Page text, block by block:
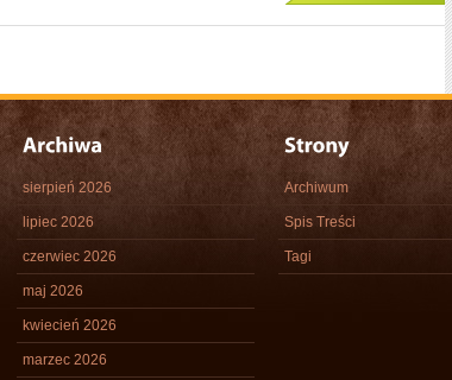
sierpień 2026
lipiec 2026
czerwiec 2026
maj 2026
kwiecień 2026
marzec 2026
Archiwum
Spis Treści
Tagi